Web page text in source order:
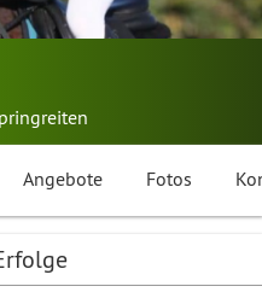
Angebote Fotos